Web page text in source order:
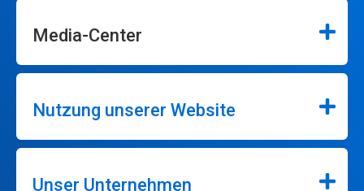
Media-Center
Nutzung unserer Website
Unser Unternehmen